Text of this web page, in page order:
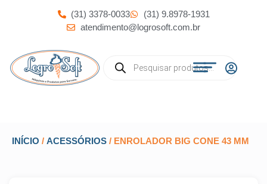
(31) 3378-0033
(31) 9.8978-1931
atendimento@logrosoft.com.br
INÍCIO / ACESSÓRIOS / ENROLADOR BIG CONE 43 MM